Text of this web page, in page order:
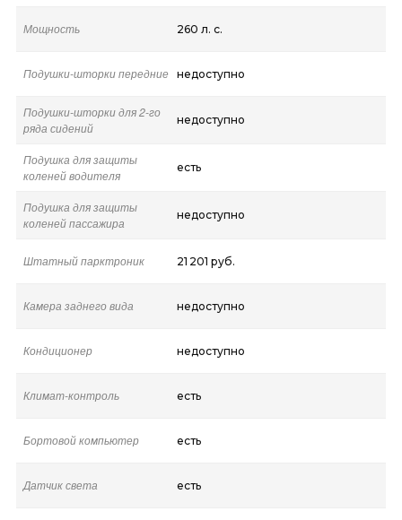
Мощность 260 л. с.
Подушки-шторки передние недоступно
Подушки-шторки для 2-го
ряда сидений
недоступно
Подушка для защиты
коленей водителя
есть
Подушка для защиты
коленей пассажира
недоступно
Штатный парктроник 21 201 руб.
Камера заднего вида недоступно
Кондиционер недоступно
Климат-контроль есть
Бортовой компьютер есть
Датчик света есть